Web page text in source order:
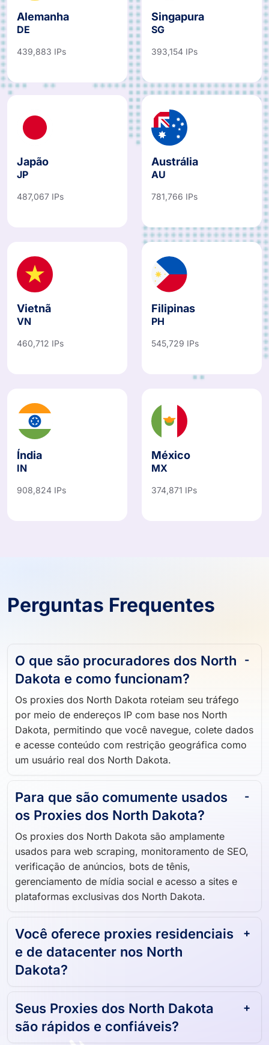
Alemanha
DE
439,883 IPs
Singapura
SG
393,154 IPs
Japão
JP
487,067 IPs
Austrália
AU
781,766 IPs
Vietnã
VN
460,712 IPs
Filipinas
PH
545,729 IPs
Índia
IN
908,824 IPs
México
MX
374,871 IPs
Perguntas Frequentes
O que são procuradores dos North
Dakota e como funcionam?
Os proxies dos North Dakota roteiam seu tráfego
por meio de endereços IP com base nos North
Dakota, permitindo que você navegue, colete dados
e acesse conteúdo com restrição geográfica como
um usuário real dos North Dakota.
Para que são comumente usados ​​
os Proxies dos North Dakota?
Os proxies dos North Dakota são amplamente
usados ​​para web scraping, monitoramento de SEO,
verificação de anúncios, bots de tênis,
gerenciamento de mídia social e acesso a sites e
plataformas exclusivas dos North Dakota.
Você oferece proxies residenciais
e de datacenter nos North
Dakota?
Seus Proxies dos North Dakota
são rápidos e confiáveis?